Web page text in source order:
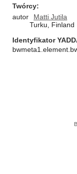
Twórcy
autor
Matti Jutila
Turku, Finland
Identyfikator